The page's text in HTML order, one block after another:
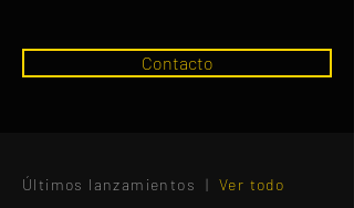
Contacto
Últimos lanzamientos | Ver todo